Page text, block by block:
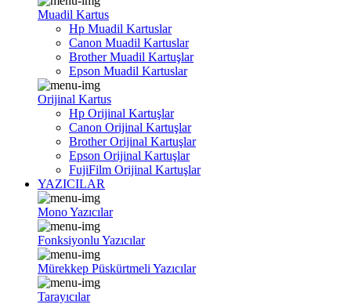
Muadil Kartus
Hp Muadil Kartuslar
Canon Muadil Kartuslar
Brother Muadil Kartuşlar
Epson Muadil Kartuslar
Orijinal Kartus
Hp Orijinal Kartuşlar
Canon Orijinal Kartuşlar
Brother Orijinal Kartuşlar
Epson Orijinal Kartuşlar
FujiFilm Orijinal Kartuşlar
YAZICILAR
Mono Yazıcılar
Fonksiyonlu Yazıcılar
Mürekkep Püskürtmeli Yazıcılar
Tarayıcılar